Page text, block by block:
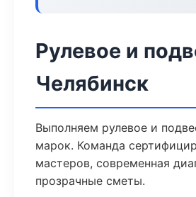
Рулевое и
Челябинск
Выполняем рулевое и
марок. Команда
мастеров, современная
прозрачные сметы.